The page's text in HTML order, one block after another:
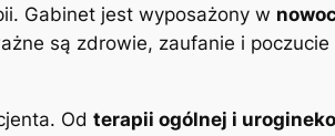
Gabinet jest wyposażony w
są zdrowie, zaufanie i poczucie
Od terapii ogólnej i